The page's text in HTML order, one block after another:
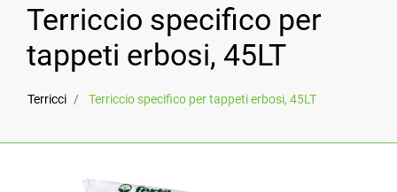
Terriccio specifico per
tappeti erbosi, 45LT
Terricci Terriccio specifico per tappeti erbosi, 45LT